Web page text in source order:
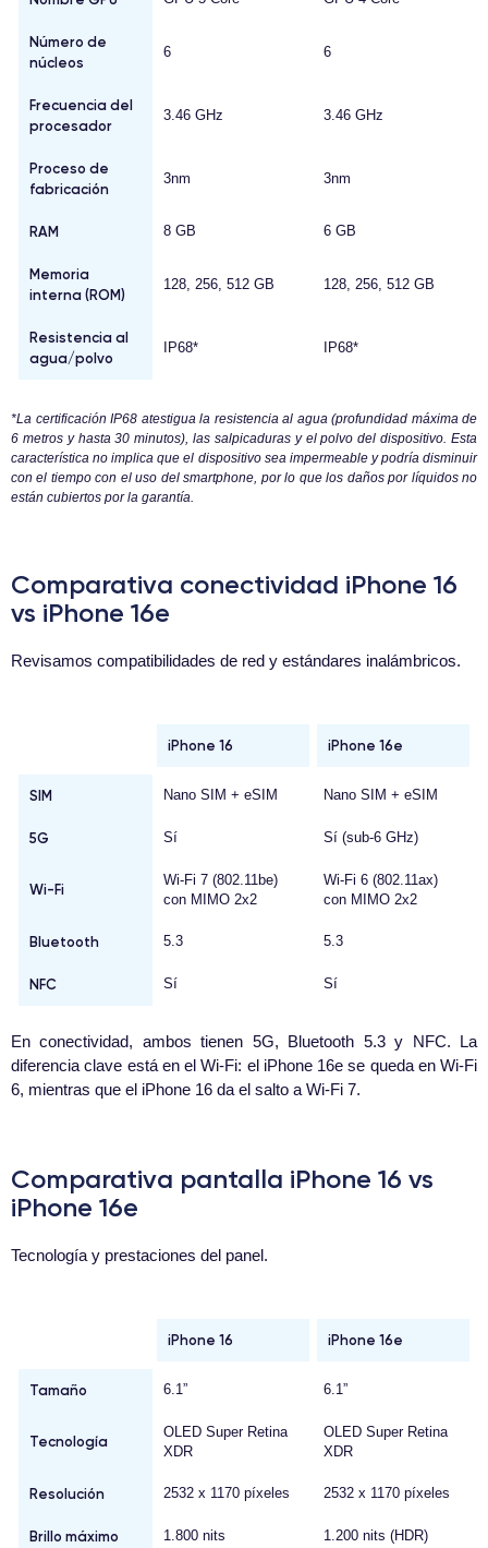
Número de
núcleos
6 6
Frecuencia del
procesador
3.46 GHz 3.46 GHz
Proceso de
fabricación
3nm 3nm
RAM 8 GB 6 GB
Memoria
interna (ROM)
128, 256, 512 GB 128, 256, 512 GB
Resistencia al
agua/polvo
IP68* IP68*
*La certificación IP68 atestigua la resistencia al agua (profundidad máxima de
6 metros y hasta 30 minutos), las salpicaduras y el polvo del dispositivo. Esta
característica no implica que el dispositivo sea impermeable y podría disminuir
con el tiempo con el uso del smartphone, por lo que los daños por líquidos no
están cubiertos por la garantía.
Comparativa conectividad iPhone 16
vs iPhone 16e
Revisamos compatibilidades de red y estándares inalámbricos.
iPhone 16 iPhone 16e
SIM Nano SIM + eSIM Nano SIM + eSIM
5G Sí Sí (sub-6 GHz)
Wi-Fi
Wi-Fi 7 (802.11be)
con MIMO 2x2
Wi-Fi 6 (802.11ax)
con MIMO 2x2
Bluetooth 5.3 5.3
NFC Sí Sí
En conectividad, ambos tienen 5G, Bluetooth 5.3 y NFC. La
diferencia clave está en el Wi-Fi: el iPhone 16e se queda en Wi-Fi
6, mientras que el iPhone 16 da el salto a Wi-Fi 7.
Comparativa pantalla iPhone 16 vs
iPhone 16e
Tecnología y prestaciones del panel.
iPhone 16 iPhone 16e
Tamaño 6.1” 6.1”
Tecnología
OLED Super Retina
XDR
OLED Super Retina
XDR
Resolución 2532 x 1170 píxeles 2532 x 1170 píxeles
Brillo máximo 1.800 nits 1.200 nits (HDR)